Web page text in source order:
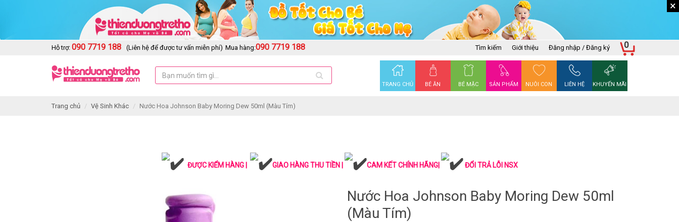
×
Hỗ trợ: 090 7719 188 (Liên hệ để được tư vấn miễn phí) Mua hàng:090 7719 188 Tìm kiếm Giới thiệu Đăng nhập / Đăng ký
TRANG CHỦ BÉ ĂN BÉ MẶC SẢN PHẨM NUÔI CON LIÊN HỆ KHUYẾN MÃI
0
Trang chủ Vệ Sinh Khác Nước Hoa Johnson Baby Moring Dew 50ml (Màu Tím)
ĐƯỢC KIỂM HÀNG | GIAO HÀNG THU TIỀN | CAM KẾT CHÍNH HÃNG| ĐỔI TRẢ LỖI NSX
Nước Hoa Johnson Baby Moring Dew 50ml
(Màu Tím)